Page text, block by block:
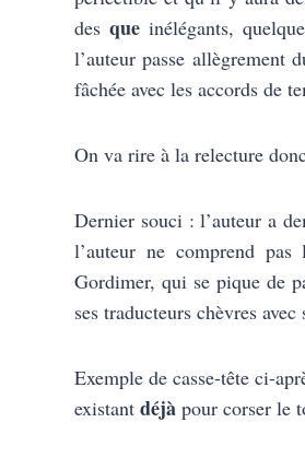
des queinélégants,
l’auteur passe allègrement
fâchée avec les accords de
On va rire à la relecture
Dernier souci : l’auteur a
l’auteur ne comprend
Gordimer, qui se pique de
ses traducteurs chèvres
Exemple de casse-tête ci-
existant déjà pour corser le